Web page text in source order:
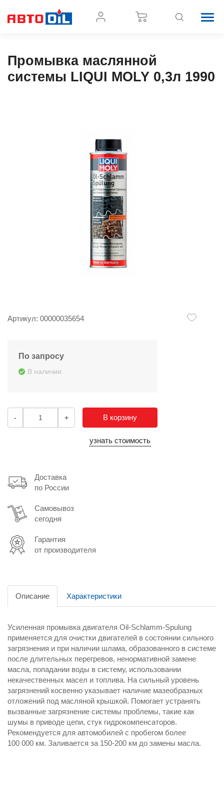
Промывка маслянной
системы LIQUI MOLY 0,3л 1990
Артикул: 00000035654
По запросу
В наличии
- + В корзину
узнать стоимость
Доставка
по России
Самовывоз
сегодня
Гарантия
от производителя
Описание Характеристики
Усиленная промывка двигателя Oil-Schlamm-Spulung
применяется для очистки двигателей в состоянии сильного
загрязнения и при наличии шлама, образованного в системе
после длительных перегревов, ненормативной замене
масла, попадании воды в систему, использовании
некачественных масел и топлива. На сильный уровень
загрязнений косвенно указывает наличие мазеобразных
отложений под масляной крышкой. Помогает устранять
вызванные загрязнение системы проблемы, такие как
шумы в приводе цепи, стук гидрокомпенсаторов.
Рекомендуется для автомобилей с пробегом более
100 000 км. Заливается за 150-200 км до замены масла.